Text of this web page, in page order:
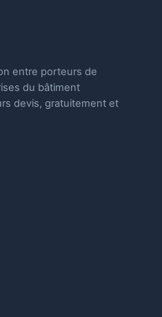
entre porteurs de
du bâtiment
devis, gratuitement et